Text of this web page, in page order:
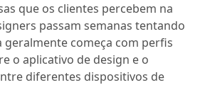
que os clientes percebem na
passam semanas tentando
geralmente começa com perfis
o aplicativo de design e o
diferentes dispositivos de